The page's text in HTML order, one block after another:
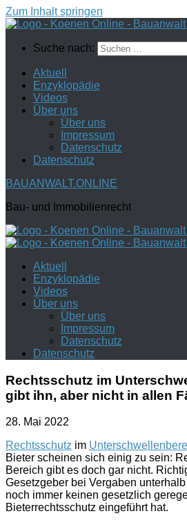
Zum Inhalt springen
Suche nach:
Aktuell
Enzyklopädie
Videos
Über uns
Über uns
Impressum
Datenschutz
Datenschutz
BAUANWALT.ONLINE
Bau- und Immobilienrecht
Aktuell
Enzyklopädie
Videos
Über uns
Über uns
Impressum
Datenschutz
Datenschutz
Rechtsschutz im
gibt ihn, aber nicht in allen
28. Mai 2022
Rechtsschutz im
Bieter scheinen sich einig zu sein:
Bereich gibt es doch gar nicht.
Gesetzgeber bei Vergaben
noch immer keinen gesetzlich
Bieterrechtsschutz eingeführt hat.